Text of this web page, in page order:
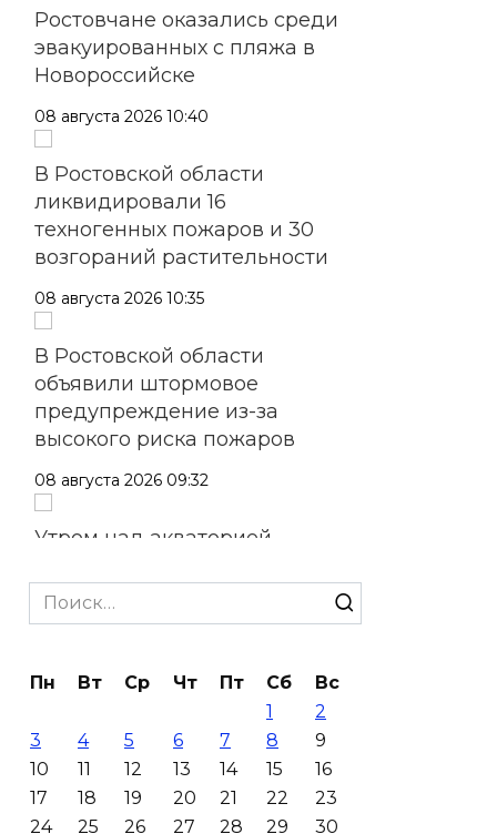
Ростовчане оказались среди
эвакуированных с пляжа в
Новороссийске
08 августа 2026 10:40
В Ростовской области
ликвидировали 16
техногенных пожаров и 30
возгораний растительности
08 августа 2026 10:35
В Ростовской области
объявили штормовое
предупреждение из-за
высокого риска пожаров
08 августа 2026 09:32
Утром над акваторией
вражеские БПЛА
Аномальная жара до +40 °C
накроет Ростов-на-Дону 8
августа
08 августа 2026 09:23
Search
for:
Пн Вт Ср Чт Пт Сб
Вс
1
2
3
4 5 6 7 8
9
10
11 12 13 14 15
16
17
18 19 20 21 22
23
24
25 26 27 28 29
30